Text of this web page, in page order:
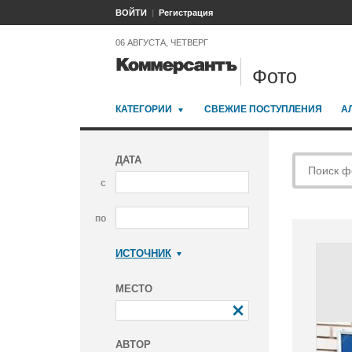
ВОЙТИ Регистрация
06 АВГУСТА, ЧЕТВЕРГ
Фото
КАТЕГОРИИ СВЕЖИЕ ПОСТУПЛЕНИЯ
ДАТА
с
по
ИСТОЧНИК
МЕСТО
АВТОР